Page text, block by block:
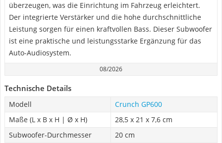
überzeugen, was die Einrichtung im Fahrzeug erleichtert.
Der integrierte Verstärker und die hohe durchschnittliche
Leistung sorgen für einen kraftvollen Bass. Dieser Subwoofer
ist eine praktische und leistungsstarke Ergänzung für das
Auto-Audiosystem.
08/2026
Technische Details
Modell
Crunch GP600
Maße (L x B x H | Ø x H)
28,5 x 21 x 7,6 cm
Subwoofer-Durchmesser
20 cm